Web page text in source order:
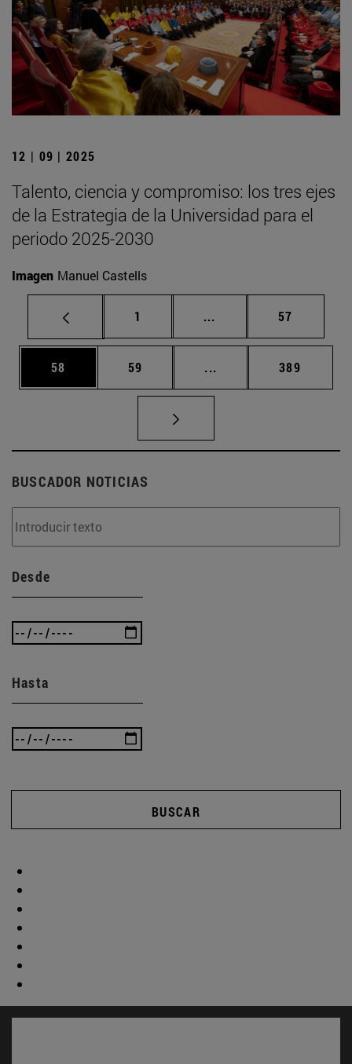
12 | 09 | 2025
Talento, ciencia y compromiso: los tres ejes
de la Estrategia de la Universidad para el
periodo 2025-2030
Imagen Manuel Castells
Página
1 ... Páginas intermedias
Página
57
Página
58 Página
59 ... Páginas intermedias
Página
389
BUSCADOR NOTICIAS
Desde
Hasta
BUSCAR